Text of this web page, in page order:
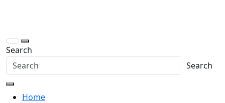
Search
Search
Home